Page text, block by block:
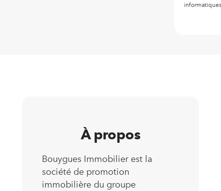
À propos
Bouygues Immobilier est la
société de promotion
immobilière du groupe